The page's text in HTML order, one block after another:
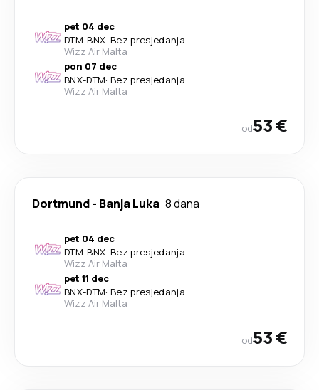
pet 04 dec
DTM-BNX· Bez presjedanja
Wizz Air Malta
pon 07 dec
BNX-DTM· Bez presjedanja
Wizz Air Malta
od53 €
Dortmund- Banja Luka 8 dana
pet 04 dec
DTM-BNX· Bez presjedanja
Wizz Air Malta
pet 11 dec
BNX-DTM· Bez presjedanja
Wizz Air Malta
od53 €